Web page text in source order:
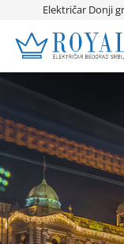
Električar Donji